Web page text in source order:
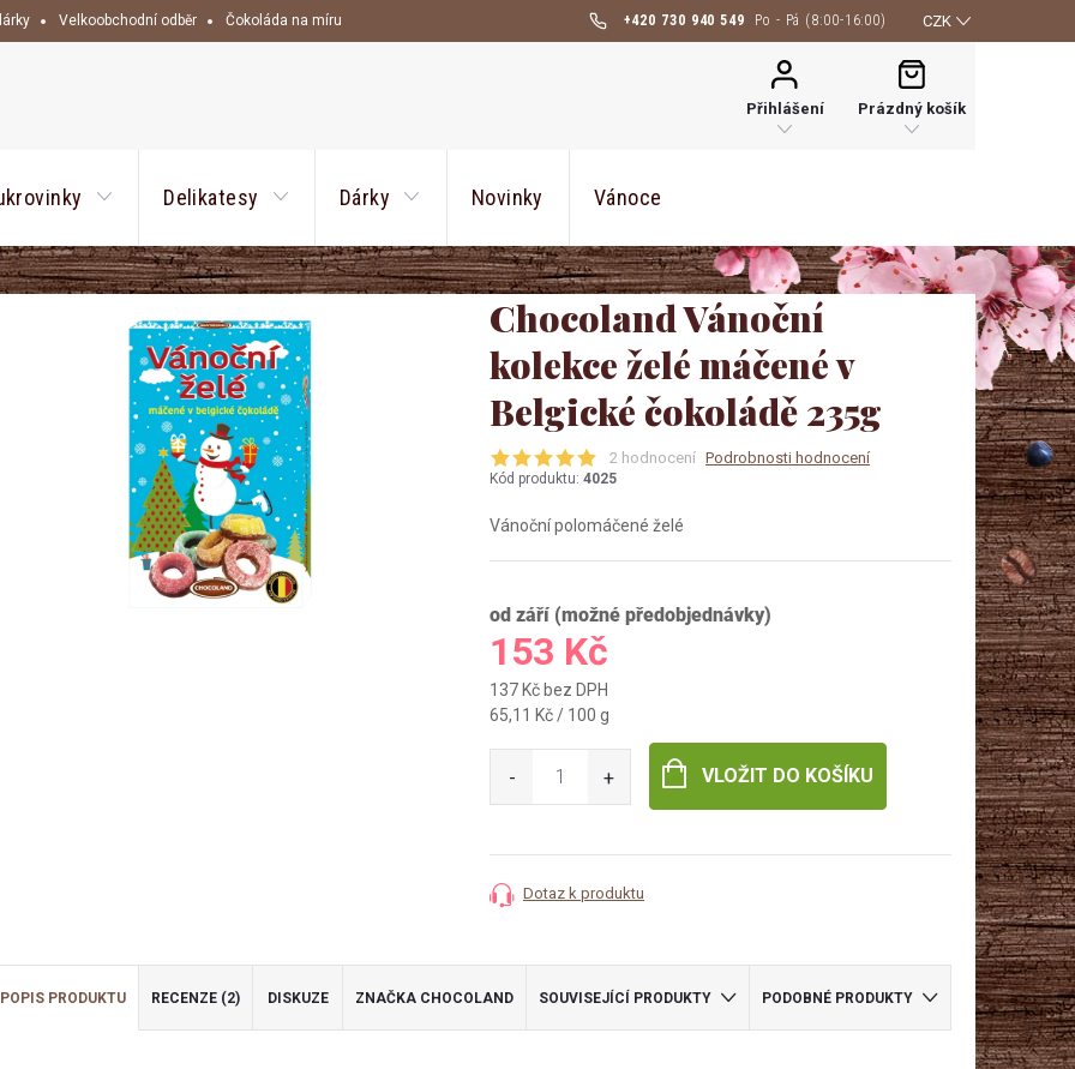
+420 730 940 549
Velkoobchodní odběr Čokoláda na míru CZK
Přihlášení
NÁKUPNÍ
KOŠÍK
Prázdný košík
Delikatesy Dárky Novinky Vánoce
Chocoland Vánoční
kolekce želé máčené v
Belgické čokoládě 235g
2 hodnocení Podrobnosti hodnocení
Kód produktu: 4025
Vánoční polomáčené želé
od září (možné předobjednávky)
153 Kč
137 Kč bez DPH
Měrná
65,11 Kč / 100 g
VLOŽIT DO KOŠÍKU
Dotaz k produktu
POPIS PRODUKTU RECENZE (2) DISKUZE ZNAČKA CHOCOLAND SOUVISEJÍCÍ PRODUKTY PODOBNÉ PRODUKTY